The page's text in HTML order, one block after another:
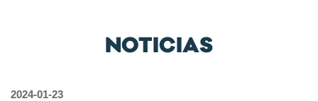
NOTICIAS
2024-01-23